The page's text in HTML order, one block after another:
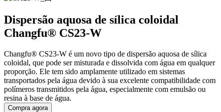
Dispersão aquosa de sílica coloidal
Changfu® CS23-W
Changfu® CS23-W é um novo tipo de dispersão aquosa de sílica
coloidal, que pode ser misturada e dissolvida com água em qualquer
proporção. Ele tem sido amplamente utilizado em sistemas
transportados pela água devido à sua excelente compatibilidade com
polímeros transmitidos pela água, especialmente com emulsão ou
resina à base de água.
Compra agora